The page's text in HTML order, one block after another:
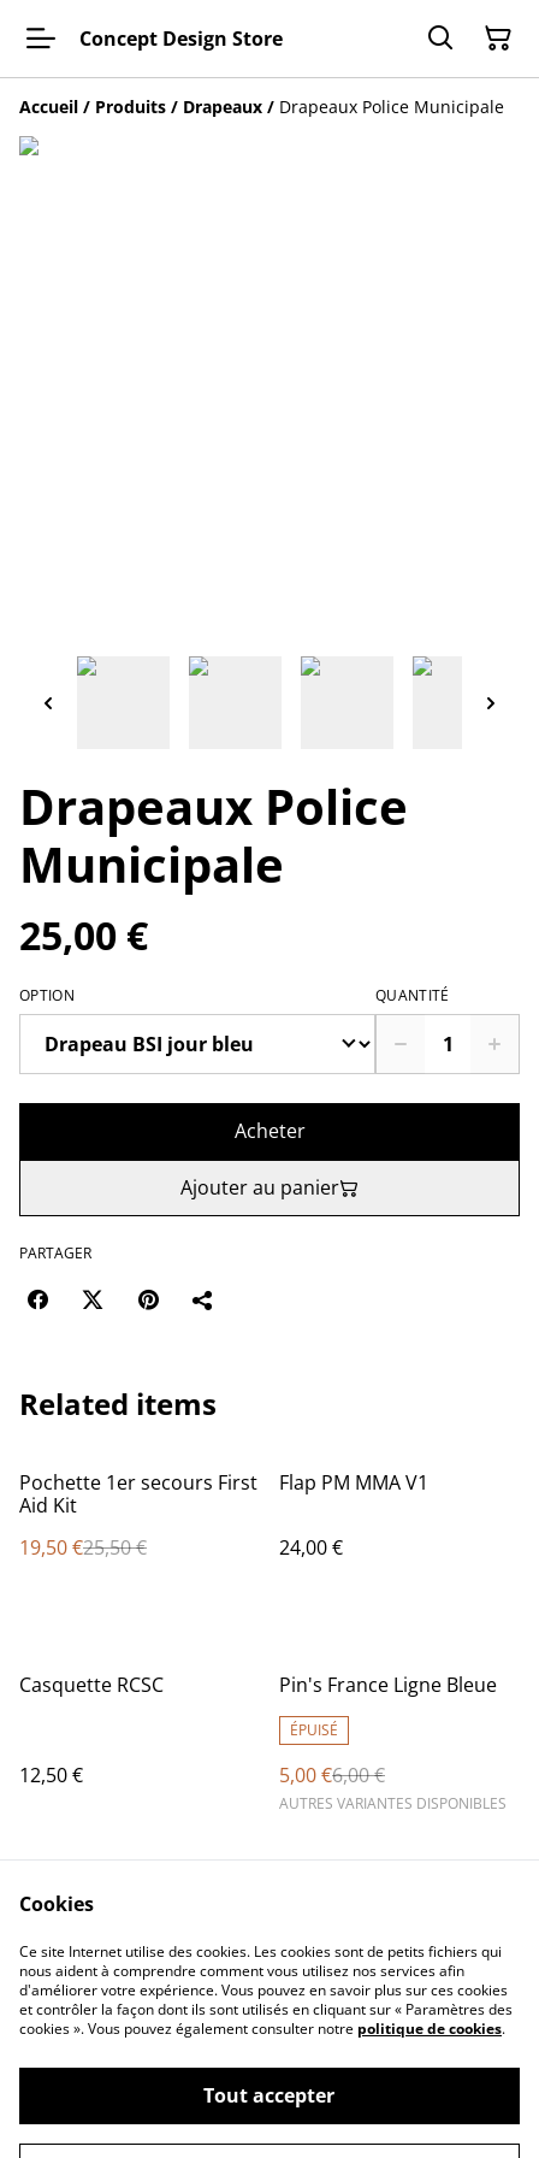
Concept Design Store
Accueil / Produits / Drapeaux / Drapeaux Police Municipale
Drapeaux Police
Municipale
25,00 €
OPTION QUANTITÉ
Acheter
Ajouter au panier
PARTAGER
Related items
%
Pochette 1er secours First
Aid Kit
19,50 €25,50 €
Flap PM MMA V1
24,00 €
Casquette RCSC
12,50 €
%
Pin's France Ligne Bleue
ÉPUISÉ
5,00 €6,00 €
AUTRES VARIANTES DISPONIBLES
Contact Us
Legal Terms
Privacy Policy
Cookie Policy
©2026Concept Design Store
Cookies
Ce site Internet utilise des cookies. Les cookies sont de petits fichiers qui
nous aident à comprendre comment vous utilisez nos services afin
d'améliorer votre expérience. Vous pouvez en savoir plus sur ces cookies
et contrôler la façon dont ils sont utilisés en cliquant sur « Paramètres des
cookies ». Vous pouvez également consulter notre politique de cookies.
Tout accepter